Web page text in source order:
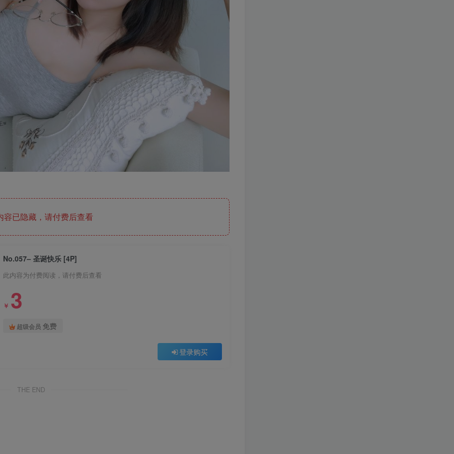
已隐藏，请付费后查看
No.057– 圣诞快乐 [4P]
此内容为付费阅读，请付费后查看
￥ 3
超级会员 免费
登录购买
THE END